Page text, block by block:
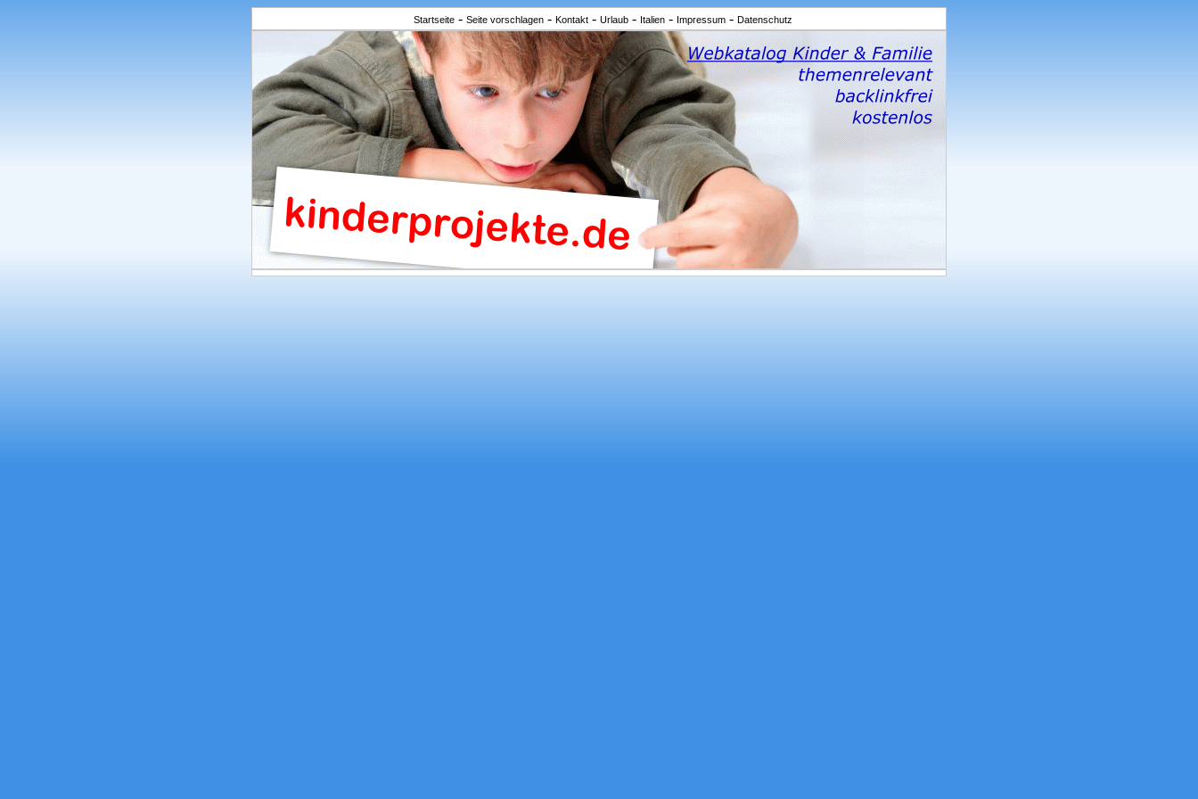
Startseite- Seite vorschlagen- Kontakt- Urlaub- Italien- Impressum- Datenschutz